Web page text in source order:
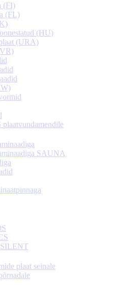
(FI)
(FL)
(HU)
(URA)
SAUNA
SILENT
plaat seinale